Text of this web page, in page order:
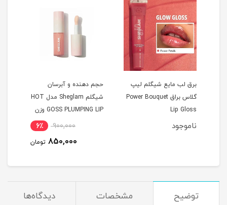
برق لب مایع شیگلم لیپ
گلاس براق Power Bouquet
Lip Gloss
ناموجود
حجم دهنده و آبرسان
شیگلم Sheglam مدل HOT
GOSS PLUMPING LIP وزن
900,000 6٪
850,000 تومان
توضیح مشخصات دیدگاه‌ها